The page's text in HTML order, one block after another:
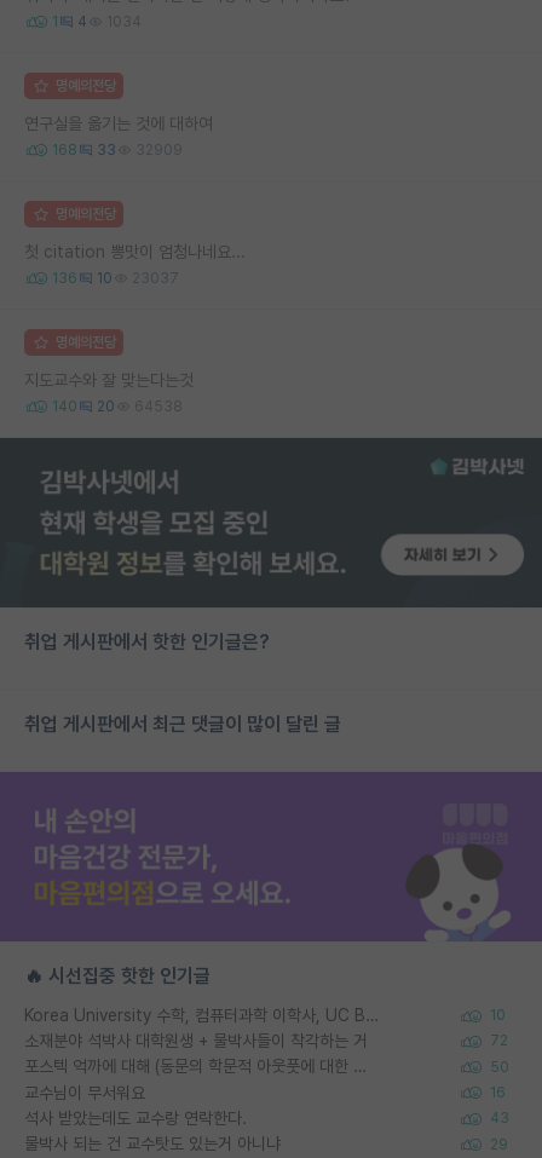
1 4 1034
명예의전당
연구실을 옮기는 것에 대하여
168 33 32909
명예의전당
첫 citation 뽕맛이 엄청나네요...
136 10 23037
명예의전당
지도교수와 잘 맞는다는것
140 20 64538
취업 게시판에서 핫한 인기글은?
취업 게시판에서 최근 댓글이 많이 달린 글
🔥 시선집중 핫한 인기글
Korea University 수학, 컴퓨터과학 이학사, UC Berkeley 산업공학 대학원 공학박사가 되는 것은 쉽지 않겠죠? 10
소재분야 석박사 대학원생 + 물박사들이 착각하는 거 72
포스텍 억까에 대해 (동문의 학문적 아웃풋에 대한 반박) 50
교수님이 무서워요 16
석사 받았는데도 교수랑 연락한다. 43
물박사 되는 건 교수탓도 있는거 아니냐 29